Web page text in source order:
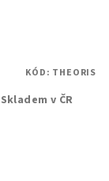
Skladem v ČR
KÓD: THEORIS